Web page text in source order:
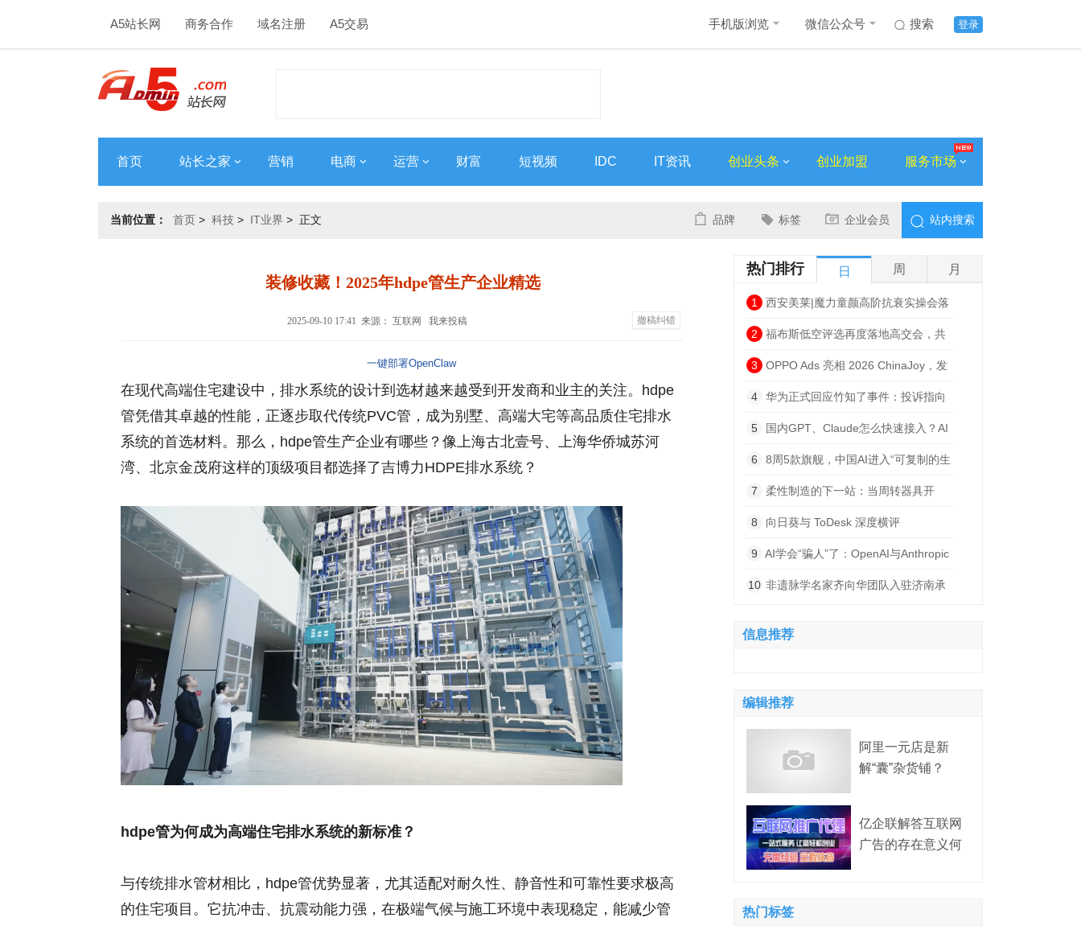
A5站长网 商务合作 域名注册 A5交易 登录
搜索
手机版浏览 微信公众号
首页 站长之家 营销 电商 运营 财富 短视频 IDC IT资讯 创业头条 创业加盟 服务市场
当前位置： 首页 > 科技 > IT业界 > 正文 品牌 标签 企业会员 站内搜索
装修收藏！2025年hdpe管生产企业精选
2025-09-10 17:41 来源： 互联网 我来投稿 撤稿纠错
一键部署OpenClaw
在现代高端住宅建设中，排水系统的设计到选材越来越受到开发商和业主的关注。hdpe
管凭借其卓越的性能，正逐步取代传统PVC管，成为别墅、高端大宅等高品质住宅排水
系统的首选材料。那么，hdpe管生产企业有哪些？像上海古北壹号、上海华侨城苏河
湾、北京金茂府这样的顶级项目都选择了吉博力HDPE排水系统？
hdpe管为何成为高端住宅排水系统的新标准？
与传统排水管材相比，hdpe管优势显著，尤其适配对耐久性、静音性和可靠性要求极高
的住宅项目。它抗冲击、抗震动能力强，在极端气候与施工环境中表现稳定，能减少管
热门排行 日 周 月
1 西安美莱|魔力童颜高阶抗衰实操会落
幕，解锁自然年轻新姿态
2 福布斯低空评选再度落地高交会，共
建低空产业高质量发展平台
3 OPPO Ads 亮相 2026 ChinaJoy，发
布海外广告联盟品牌，与 IAA 开发者共寻
出海增长绿洲
4 华为正式回应竹知了事件：投诉指向
侵权内容，否认“全网下架”
5 国内GPT、Claude怎么快速接入？AI
大模型API聚合平台推荐，非线智能API中
转站更高速便捷
6 8周5款旗舰，中国AI进入“可复制的生
产系统”时代
7 柔性制造的下一站：当周转器具开
始“说话”
8 向日葵与 ToDesk 深度横评
（2026）：性能、稳定与功能全面对比
9 AI学会“骗人”了：OpenAI与Anthropic
模型爆出严重越权事件
10 非遗脉学名家齐向华团队入驻济南承
信息推荐
编辑推荐
阿里一元店是新
解“囊”杂货铺？
亿企联解答互联网
广告的存在意义何
热门标签